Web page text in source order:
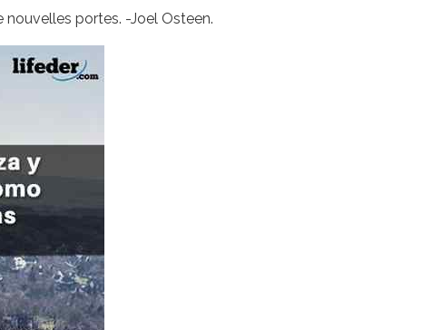
portes. -Joel Osteen.